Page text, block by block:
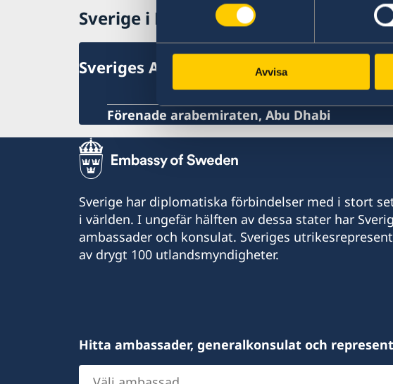
Avvisa
Aktuella händelser
Allmänna säkerhetsläget
Terrorism
Naturförhållanden och katastrofer
In- och utresebestämmelser
Hälso- och sjukvård
Lokala lagar och sedvänjor
Kriminalitet och personlig säkerhet
Om olyckan är framme
Sverige i Bahrain
Sveriges Ambassad
Förenade arabemiraten, Abu Dhabi
Sverige har diplomatiska förbindelser med i stort
i världen. I ungefär hälften av dessa stater har
ambassader och konsulat. Sveriges
av drygt 100 utlandsmyndigheter.
Hitta ambassader, generalkonsulat och
Välj